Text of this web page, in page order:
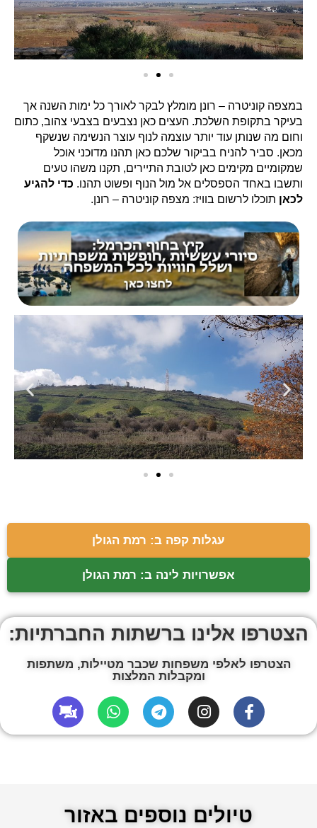
במצפה קוניטרה – רונן מומלץ לבקר לאורך כל ימות השנה אך
בעיקר בתקופת השלכת. העצים כאן נצבעים בצבעי צהוב, כתום
וחום מה שנותן עוד יותר עוצמה לנוף עוצר הנשימה שנשקף
מכאן. סביר להניח בביקור שלכם כאן תהנו מדוכני אוכל
שמקומיים מקימים כאן לטובת התיירים, תקנו משהו טעים
ותשבו באחד הספסלים אל מול הנוף ופשוט תהנו. כדי להגיע
לכאן תוכלו לרשום בוויז: מצפה קוניטרה – רונן.
עגלות קפה ב: רמת הגולן
אפשרויות לינה ב: רמת הגולן
הצטרפו אלינו ברשתות החברתיות:
הצטרפו לאלפי משפחות שכבר מטיילות, משתפות
ומקבלות המלצות
טיולים נוספים באזור